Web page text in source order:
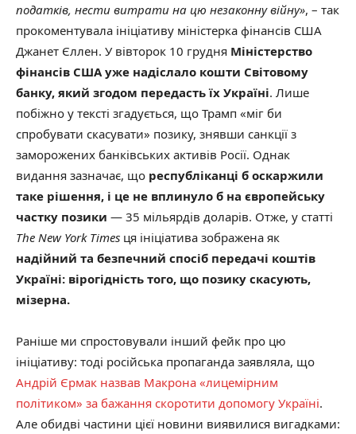
податків, нести витрати на цю незаконну війну», – так
прокоментувала ініціативу міністерка фінансів США
Джанет Єллен. У вівторок 10 грудня Міністерство
фінансів США уже надіслало кошти Світовому
банку, який згодом передасть їх Україні. Лише
побіжно у тексті згадується, що Трамп «міг би
спробувати скасувати» позику, знявши санкції з
заморожених банківських активів Росії. Однак
видання зазначає, що республіканці б оскаржили
таке рішення, і це не вплинуло б на європейську
частку позики — 35 мільярдів доларів. Отже, у статті
The New York Times ця ініціатива зображена як
надійний та безпечний спосіб передачі коштів
Україні: вірогідність того, що позику скасують,
мізерна.
Раніше ми спростовували інший фейк про цю
ініціативу: тоді російська пропаганда заявляла, що
Андрій Єрмак назвав Макрона «лицемірним
політиком» за бажання скоротити допомогу Україні.
Але обидві частини цієї новини виявилися вигадками: